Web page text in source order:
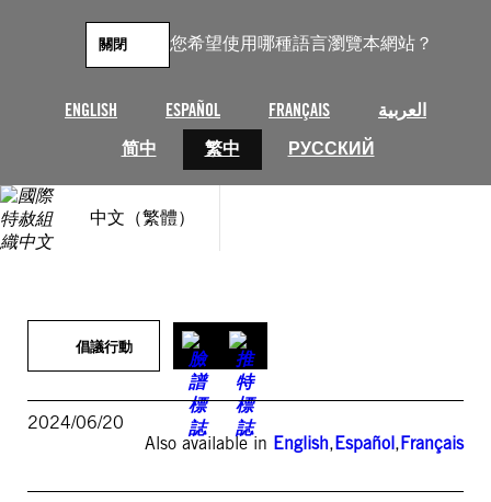
您希望使用哪種語言瀏覽本網站？
ENGLISH ESPAÑOL FRANÇAIS
العربية
简中
繁中 РУССКИЙ
關閉
中文（繁體）
倡議行動
2024/06/20
Also available in English,Español,Français